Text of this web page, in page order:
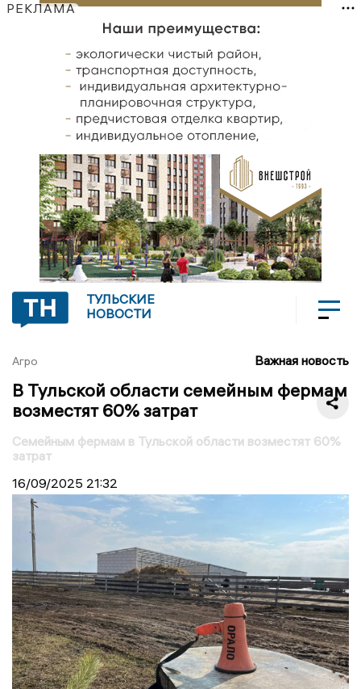
РЕКЛАМА
ТУЛЬСКИЕ
НОВОСТИ
Агро Важная новость
В Тульской области семейным фермам
возместят 60% затрат
Семейным фермам в Тульской области возместят 60%
затрат
16/09/2025 21:32